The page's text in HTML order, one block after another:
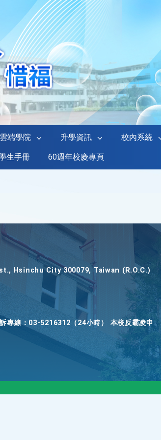
雲端學院 升學資訊 校內系統
生手冊 60週年校慶專頁
Hsinchu City 300079, Taiwan (R.O.C.)
專線：03-5216312（24小時） 本校反霸凌申